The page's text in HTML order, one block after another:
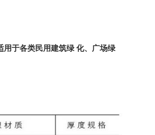
于各类民用建筑绿 化、广场绿